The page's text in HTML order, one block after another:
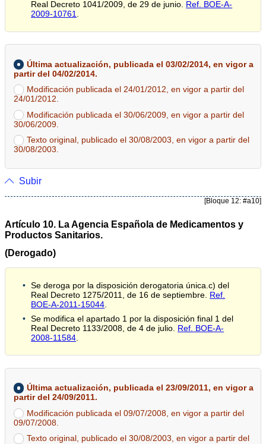
Real Decreto 1041/2009, de 29 de junio. Ref. BOE-A-
2009-10761
Última actualización, publicada el 03/02/2014, en vigor a
partir del 04/02/2014.
Modificación publicada el 24/01/2012, en vigor a partir del
24/01/2012.
Modificación publicada el 30/06/2009, en vigor a partir del
30/06/2009.
Texto original, publicado el 30/08/2003, en vigor a partir del
30/08/2003.
Subir
[Bloque 12: #a10]
Artículo 10. La Agencia Española de Medicamentos y
Productos Sanitarios.
(Derogado)
Se deroga por la disposición derogatoria única.c) del
Real Decreto 1275/2011, de 16 de septiembre. Ref.
BOE-A-2011-15044.
Se modifica el apartado 1 por la disposición final 1 del
Real Decreto 1133/2008, de 4 de julio. Ref. BOE-A-
2008-11584
Última actualización, publicada el 23/09/2011, en vigor a
partir del 24/09/2011.
Modificación publicada el 09/07/2008, en vigor a partir del
09/07/2008.
Texto original, publicado el 30/08/2003, en vigor a partir del